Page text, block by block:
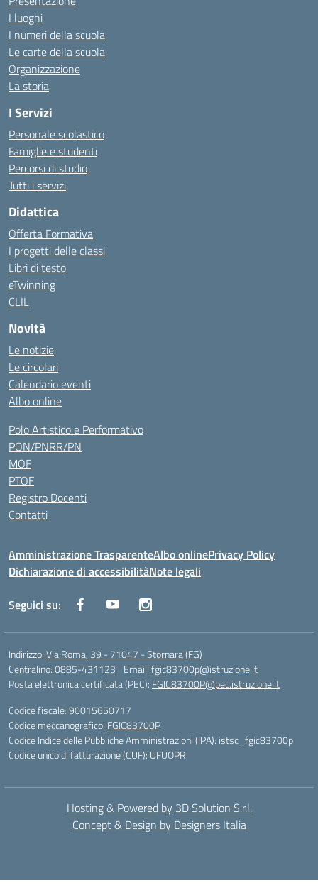
I luoghi
I numeri della scuola
Le carte della scuola
Organizzazione
La storia
I Servizi
Personale scolastico
Famiglie e studenti
Percorsi di studio
Tutti i servizi
Didattica
Offerta Formativa
I progetti delle classi
Libri di testo
eTwinning
CLIL
Novità
Le notizie
Le circolari
Calendario eventi
Albo online
Polo Artistico e Performativo
PON/PNRR/PN
MOF
PTOF
Registro Docenti
Contatti
Amministrazione TrasparenteAlbo onlinePrivacy Policy
Dichiarazione di accessibilitàNote legali
Seguici su:
Indirizzo:Via Roma, 39 - 71047 - Stornara (FG)
Centralino:0885-431123 Email:fgic83700p@istruzione.it
Posta elettronica certificata (PEC): FGIC83700P@pec.istruzione.it
Codice fiscale: 90015650717
Codice meccanografico: FGIC83700P
Codice Indice delle Pubbliche Amministrazioni (IPA): istsc_fgic83700p
Codice unico di fatturazione (CUF): UFUOPR
Hosting & Powered by 3D Solution S.r.l.
Concept & Design by Designers Italia